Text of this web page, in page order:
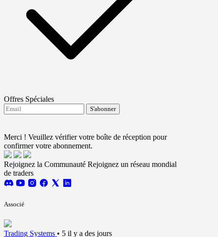
Offres Spéciales
S'abonner
Merci ! Veuillez vérifier votre boîte de réception pour
confirmer votre abonnement.
Rejoignez la Communauté Rejoignez un réseau mondial
de traders
Associé
Trading Systems • 5 il y a des jours